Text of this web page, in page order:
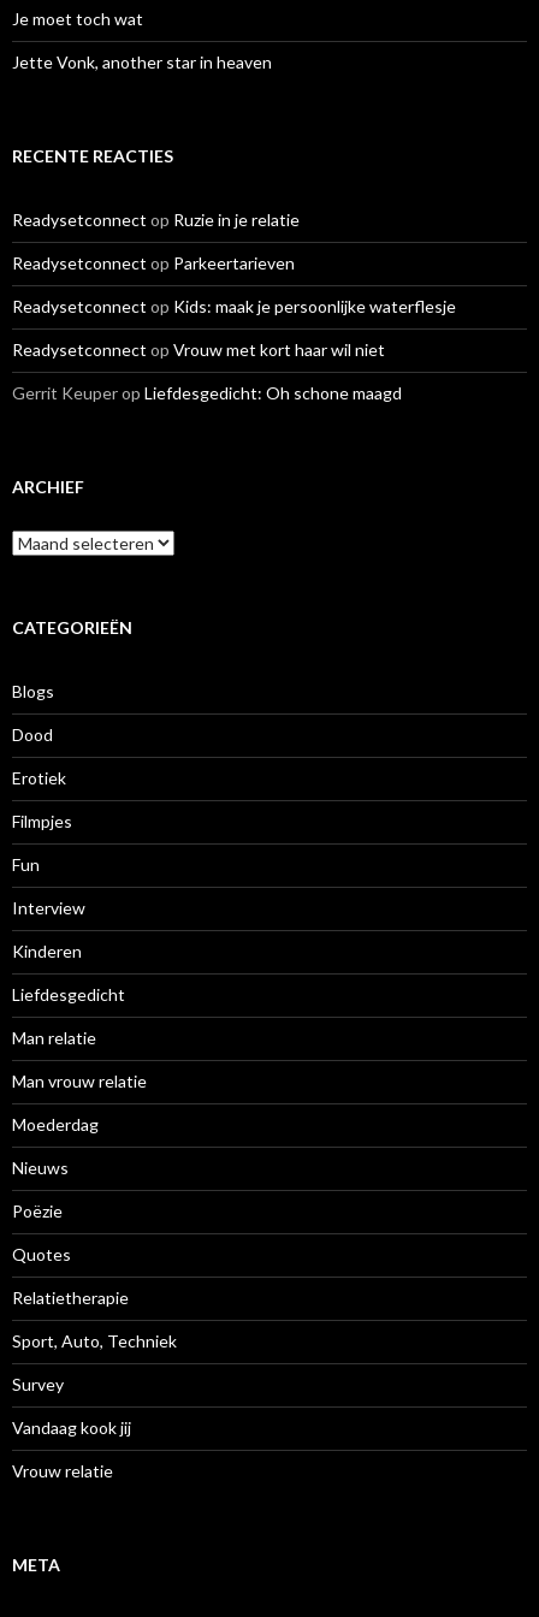
Je moet toch wat
Jette Vonk, another star in heaven
RECENTE REACTIES
Readysetconnect op Ruzie in je relatie
Readysetconnect op Parkeertarieven
Readysetconnect op Kids: maak je persoonlijke waterflesje
Readysetconnect op Vrouw met kort haar wil niet
Gerrit Keuperop Liefdesgedicht: Oh schone maagd
ARCHIEF
A
r
iCATEGORIEËN
Blogs
Dood
Erotiek
Filmpjes
Fun
Interview
Kinderen
Liefdesgedicht
Man relatie
Man vrouw relatie
Moederdag
Nieuws
Poëzie
Quotes
Relatietherapie
Sport, Auto, Techniek
Survey
Vandaag kook jij
Vrouw relatie
META